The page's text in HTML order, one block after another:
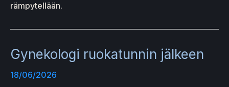
rämpytellään.
Gynekologi ruokatunnin jälkeen
18/06/2026